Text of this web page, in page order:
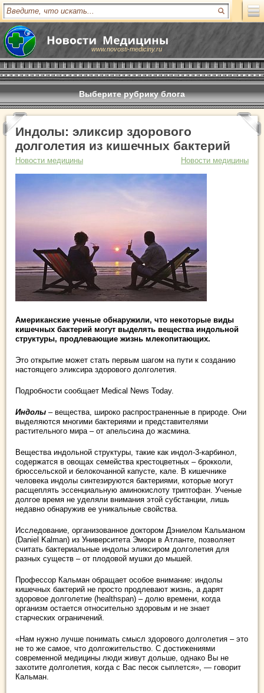
www.novosti-mediciny.ru
Выберите рубрику блога
Индолы: эликсир здорового
долголетия из кишечных бактерий
Новости медицины Новости медицины
Американские ученые обнаружили, что некоторые виды
кишечных бактерий могут выделять вещества индольной
структуры, продлевающие жизнь млекопитающих.
Это открытие может стать первым шагом на пути к созданию
настоящего эликсира здорового долголетия.
Подробности сообщает Medical News Today.
Индолы – вещества, широко распространенные в природе. Они
выделяются многими бактериями и представителями
растительного мира – от апельсина до жасмина.
Вещества индольной структуры, такие как индол-3-карбинол,
содержатся в овощах семейства крестоцветных – брокколи,
брюссельской и белокочанной капусте, кале. В кишечнике
человека индолы синтезируются бактериями, которые могут
расщеплять эссенциальную аминокислоту триптофан. Ученые
долгое время не уделяли внимания этой субстанции, лишь
недавно обнаружив ее уникальные свойства.
Исследование, организованное доктором Дэниелом Кальманом
(Daniel Kalman) из Университета Эмори в Атланте, позволяет
считать бактериальные индолы эликсиром долголетия для
разных существ – от плодовой мушки до мышей.
Профессор Кальман обращает особое внимание: индолы
кишечных бактерий не просто продлевают жизнь, а дарят
здоровое долголетие (healthspan) – долю времени, когда
организм остается относительно здоровым и не знает
старческих ограничений.
«Нам нужно лучше понимать смысл здорового долголетия – это
не то же самое, что долгожительство. С достижениями
современной медицины люди живут дольше, однако Вы не
захотите долголетия, когда с Вас песок сыплется», — говорит
Кальман.